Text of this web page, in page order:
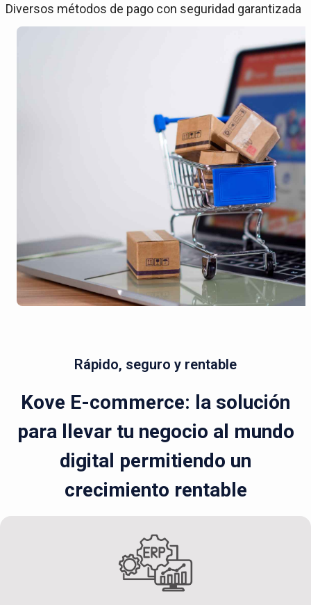
Diversos métodos de pago con seguridad garantizada
Rápido, seguro y rentable
Kove E-commerce: la solución
para llevar tu negocio al mundo
digital permitiendo un
crecimiento rentable